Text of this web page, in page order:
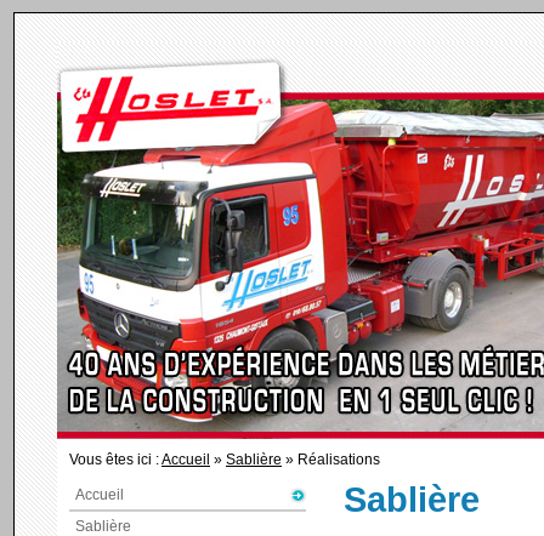
Vous êtes ici :Accueil » Sablière » Réalisations
Accueil
Sablière
Sablière